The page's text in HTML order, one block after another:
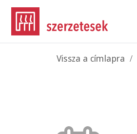
Ugrás a tartalomra
Morzsa
Vissza a címlapra